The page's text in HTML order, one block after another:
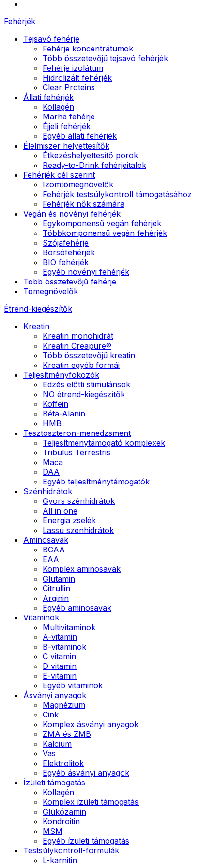
Fehérjék
Tejsavó fehérje
Fehérje koncentrátumok
Több összetevőjű tejsavó fehérjék
Fehérje izolátum
Hidrolizált fehérjék
Clear Proteins
Állati fehérjék
Kollagén
Marha fehérje
Éjjeli fehérjék
Egyéb állati fehérjék
Élelmiszer helyettesítők
Étkezéshelyettesítő porok
Ready-to-Drink fehérjeitalok
Fehérjék cél szerint
Izomtömegnövelők
Fehérjék testsúlykontroll támogatásához
Fehérjék nők számára
Vegán és növényi fehérjék
Egykomponensű vegán fehérjék
Többkomponensű vegán fehérjék
Szójafehérje
Borsófehérjék
BIO fehérjék
Egyéb növényi fehérjék
Több összetevőjű fehérje
Tömegnövelők
Étrend-kiegészítők
Kreatin
Kreatin monohidrát
Kreatin Creapure®
Több összetevőjű kreatin
Kreatin egyéb formái
Teljesítményfokozók
Edzés előtti stimulánsok
NO étrend-kiegészítők
Koffein
Béta-Alanin
HMB
Tesztoszteron-menedzsment
Teljesítménytámogató komplexek
Tribulus Terrestris
Maca
DAA
Egyéb teljesítménytámogatók
Szénhidrátok
Gyors szénhidrátok
All in one
Energia zselék
Lassú szénhidrátok
Aminosavak
BCAA
EAA
Komplex aminosavak
Glutamin
Citrullin
Arginin
Egyéb aminosavak
Vitaminok
Multivitaminok
A-vitamin
B-vitaminok
C vitamin
D vitamin
E-vitamin
Egyéb vitaminok
Ásványi anyagok
Magnézium
Cink
Komplex ásványi anyagok
ZMA és ZMB
Kalcium
Vas
Elektrolitok
Egyéb ásványi anyagok
Ízületi támogatás
Kollagén
Komplex ízületi támogatás
Glükózamin
Kondroitin
MSM
Egyéb ízületi támogatás
Testsúlykontroll-formulák
L-karnitin